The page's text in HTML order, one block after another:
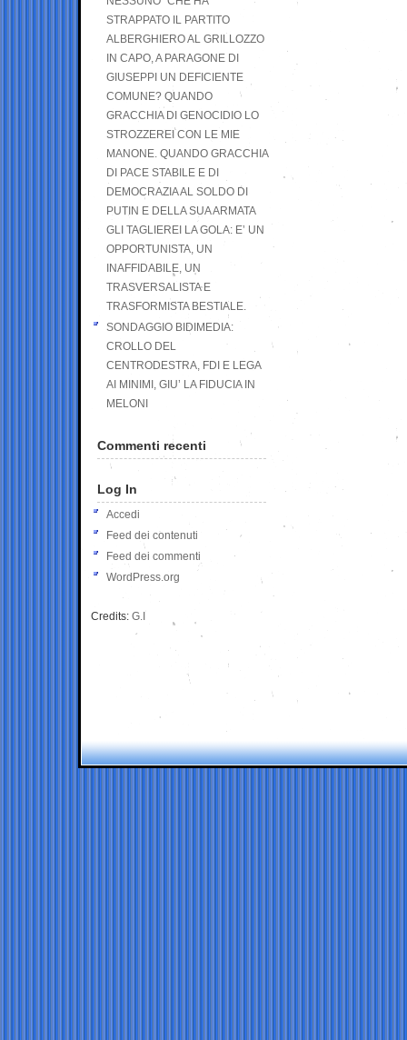
STRAPPATO IL PARTITO
ALBERGHIERO AL GRILLOZZO
IN CAPO, A PARAGONE DI
GIUSEPPI UN DEFICIENTE
COMUNE? QUANDO
GRACCHIA DI GENOCIDIO LO
STROZZEREI CON LE MIE
MANONE. QUANDO GRACCHIA
DI PACE STABILE E DI
DEMOCRAZIA AL SOLDO DI
PUTIN E DELLA SUA ARMATA
GLI TAGLIEREI LA GOLA: E’ UN
OPPORTUNISTA, UN
INAFFIDABILE, UN
TRASVERSALISTA E
TRASFORMISTA BESTIALE.
SONDAGGIO BIDIMEDIA:
CROLLO DEL
CENTRODESTRA, FDI E LEGA
AI MINIMI, GIU’ LA FIDUCIA IN
MELONI
Commenti recenti
Log In
Accedi
Feed dei contenuti
Feed dei commenti
WordPress.org
Credits: G.I